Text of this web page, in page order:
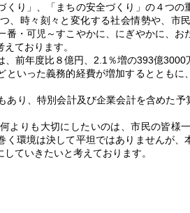
くり」、「まちの安全づくり」の４つ
、時々刻々と変化する社会情勢や、市
番・可児～すこやかに、にぎやかに、
ております。
前年度比８億円、2.1％増の393億
といった義務的経費が増加するとともに
り、特別会計及び企業会計を含めた
よりも大切にしたいのは、市民の皆様
く環境は決して平坦ではありませんが
ていきたいと考えております。